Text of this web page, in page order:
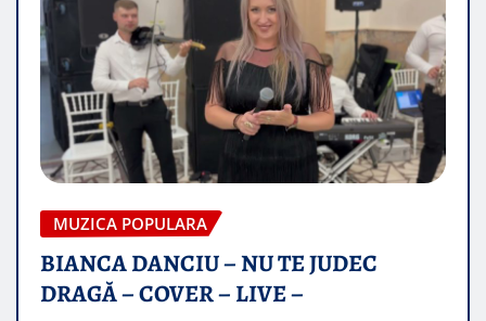
MUZICA POPULARA
BIANCA DANCIU – NU TE JUDEC
DRAGĂ – COVER – LIVE –